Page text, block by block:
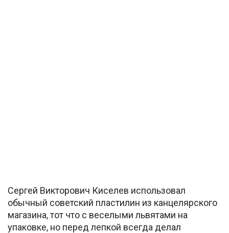
Сергей Викторович Киселев использовал
обычный советский пластилин из канцелярского
магазина, тот что с веселыми львятами на
упаковке, но перед лепкой всегда делал